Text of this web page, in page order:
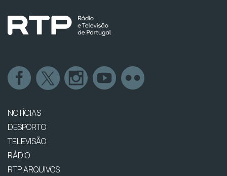
NOTÍCIAS
DESPORTO
TELEVISÃO
RÁDIO
RTP ARQUIVOS